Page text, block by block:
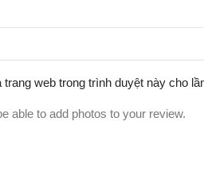
web trong trình duyệt này cho
able to add photos to your review.